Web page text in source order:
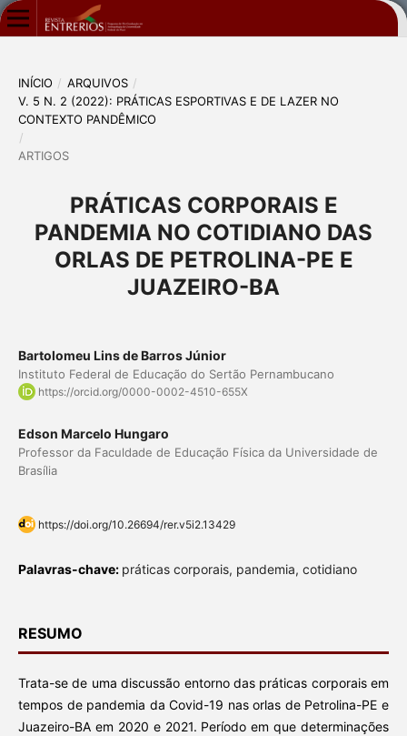
INÍCIO / ARQUIVOS /
V. 5 N. 2 (2022): PRÁTICAS ESPORTIVAS E DE LAZER NO
CONTEXTO PANDÊMICO
/
ARTIGOS
PRÁTICAS CORPORAIS E
PANDEMIA NO COTIDIANO DAS
ORLAS DE PETROLINA-PE E
JUAZEIRO-BA
Bartolomeu Lins de Barros Júnior
Instituto Federal de Educação do Sertão Pernambucano
https://orcid.org/0000-0002-4510-655X
Edson Marcelo Hungaro
Professor da Faculdade de Educação Física da Universidade de
Brasília
https://doi.org/10.26694/rer.v5i2.13429
Palavras-chave: práticas corporais, pandemia, cotidiano
RESUMO
Trata-se de uma discussão entorno das práticas corporais em
tempos de pandemia da Covid-19 nas orlas de Petrolina-PE e
Juazeiro-BA em 2020 e 2021. Período em que determinações